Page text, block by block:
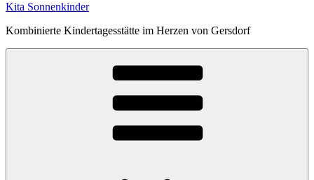
Kita Sonnenkinder
Kombinierte Kindertagesstätte im Herzen von Gersdorf